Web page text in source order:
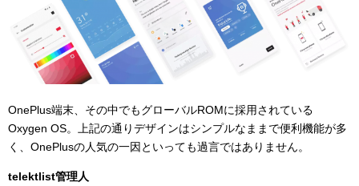
OnePlus端末、その中でもグローバルROMに採用されている
Oxygen OS。上記の通りデザインはシンプルなままで便利機能が多
く、OnePlusの人気の一因といっても過言ではありません。
telektlist管理人